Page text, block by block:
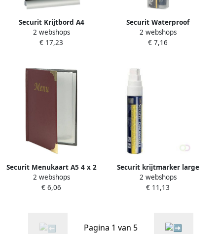
Securit Krijtbord A4
290x210x60mm voet
aluminium
2 webshops
€ 17,23
Securit Waterproof
krijtmarker medium wit
blister met 2 stuks
2 webshops
€ 7,16
Securit Menukaart A5 4 x 2
tassen wijnrood
2 webshops
€ 6,06
Securit krijtmarker large
wit
2 webshops
€ 11,13
Pagina 1 van 5